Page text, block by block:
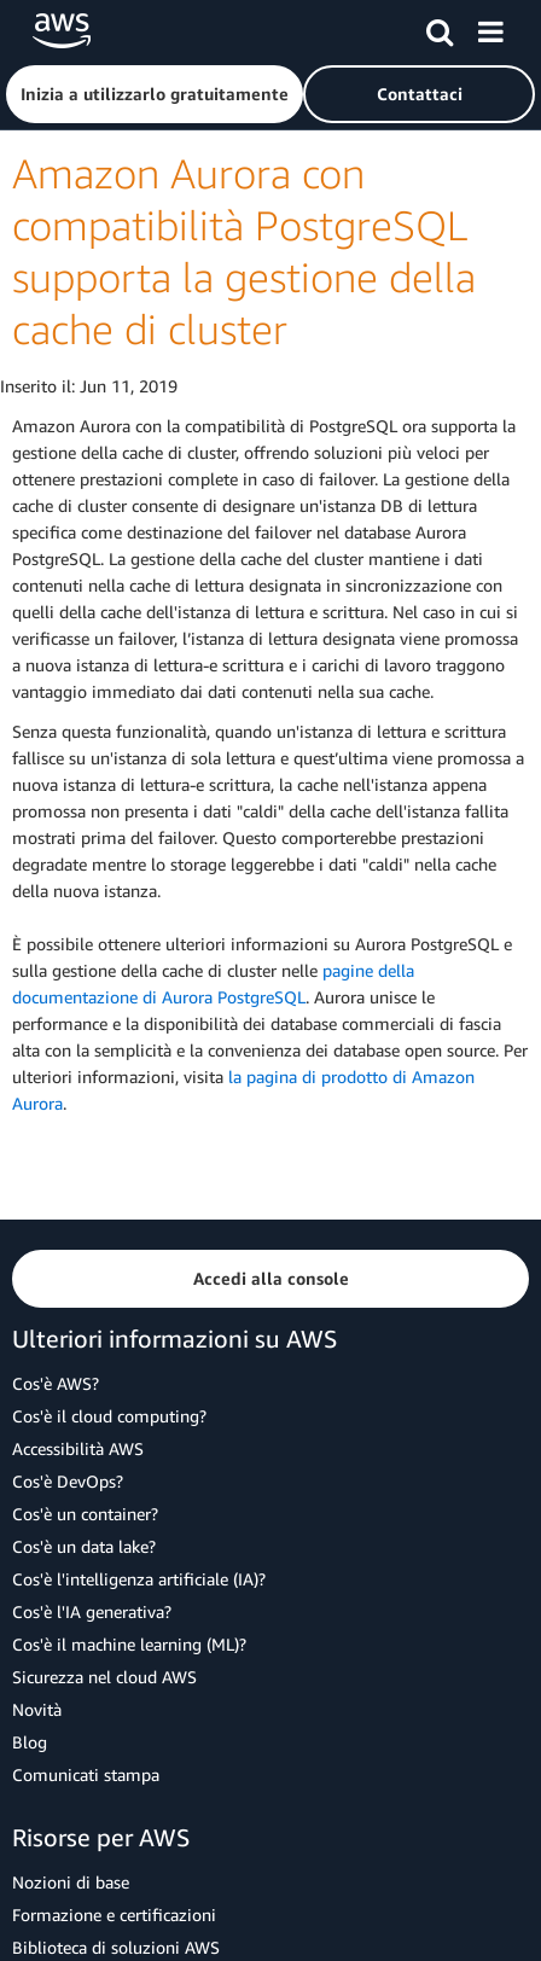
Passa al contenuto principale
Fai clic qui per tornare alla home page di Amazon Web
Inizia a utilizzarlo gratuitamente Contattaci
Amazon Aurora con
compatibilità PostgreSQL
supporta la gestione della
cache di cluster
Inserito il: Jun 11, 2019
Amazon Aurora con la compatibilità di PostgreSQL ora supporta la
gestione della cache di cluster, offrendo soluzioni più veloci per
ottenere prestazioni complete in caso di failover. La gestione della
cache di cluster consente di designare un'istanza DB di lettura
specifica come destinazione del failover nel database Aurora
PostgreSQL. La gestione della cache del cluster mantiene i dati
contenuti nella cache di lettura designata in sincronizzazione con
quelli della cache dell'istanza di lettura e scrittura. Nel caso in cui si
verificasse un failover, l’istanza di lettura designata viene promossa
a nuova istanza di lettura-e scrittura e i carichi di lavoro traggono
vantaggio immediato dai dati contenuti nella sua cache.
Senza questa funzionalità, quando un'istanza di lettura e scrittura
fallisce su un'istanza di sola lettura e quest’ultima viene promossa a
nuova istanza di lettura-e scrittura, la cache nell'istanza appena
promossa non presenta i dati "caldi" della cache dell'istanza fallita
mostrati prima del failover. Questo comporterebbe prestazioni
degradate mentre lo storage leggerebbe i dati "caldi" nella cache
della nuova istanza.
È possibile ottenere ulteriori informazioni su Aurora PostgreSQL e
sulla gestione della cache di cluster nelle pagine della
documentazione di Aurora PostgreSQL. Aurora unisce le
performance e la disponibilità dei database commerciali di fascia
alta con la semplicità e la convenienza dei database open source. Per
ulteriori informazioni, visita la pagina di prodotto di Amazon
Aurora.
Accedi alla console
Ulteriori informazioni su AWS
Cos'è AWS?
Cos'è il cloud computing?
Accessibilità AWS
Cos'è DevOps?
Cos'è un container?
Cos'è un data lake?
Cos'è l'intelligenza artificiale (IA)?
Cos'è l'IA generativa?
Cos'è il machine learning (ML)?
Sicurezza nel cloud AWS
Novità
Blog
Comunicati stampa
Risorse per AWS
Nozioni di base
Formazione e certificazioni
Biblioteca di soluzioni AWS